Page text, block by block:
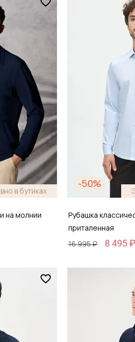
в бутиках
на молнии
-50%
Рубашка
приталенная
16 995 ₽
8 495 ₽